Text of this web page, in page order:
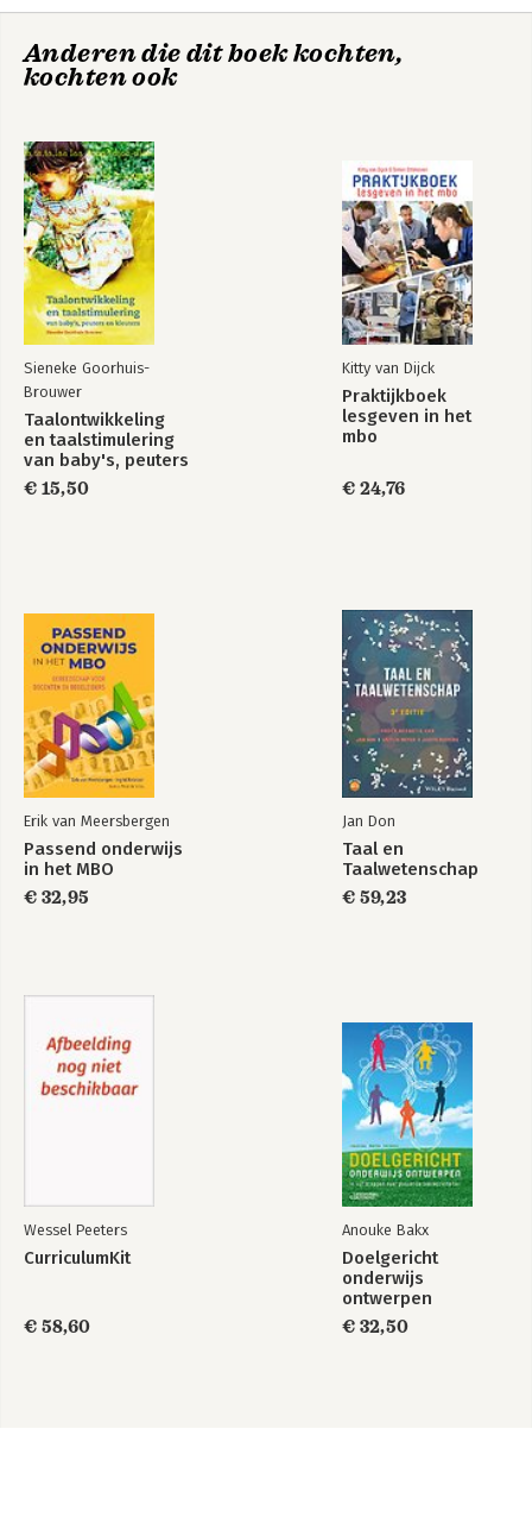
Competentiegerichte
kennisontwikkeling
Docent!
Bekijk alle boeken
Anderen die dit boek kochten,
kochten ook
Sieneke Goorhuis-
Brouwer
Taalontwikkeling
en taalstimulering
van baby's, peuters
en kleuters
€ 15,50
Kitty van Dijck
Praktijkboek
lesgeven in het
mbo
€ 24,76
Erik van Meersbergen
Passend onderwijs
in het MBO
€ 32,95
Jan Don
Taal en
Taalwetenschap
€ 59,23
Wessel Peeters
CurriculumKit
€ 58,60
Anouke Bakx
Doelgericht
onderwijs
ontwerpen
€ 32,50